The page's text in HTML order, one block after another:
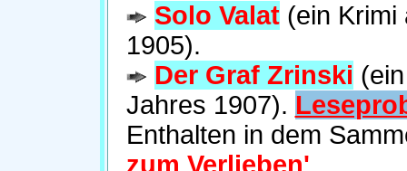
Solo Valat(ein Krimi
1905).
Der Graf Zrinski
Jahres 1907).
Enthalten in dem
zum Verlieben'.